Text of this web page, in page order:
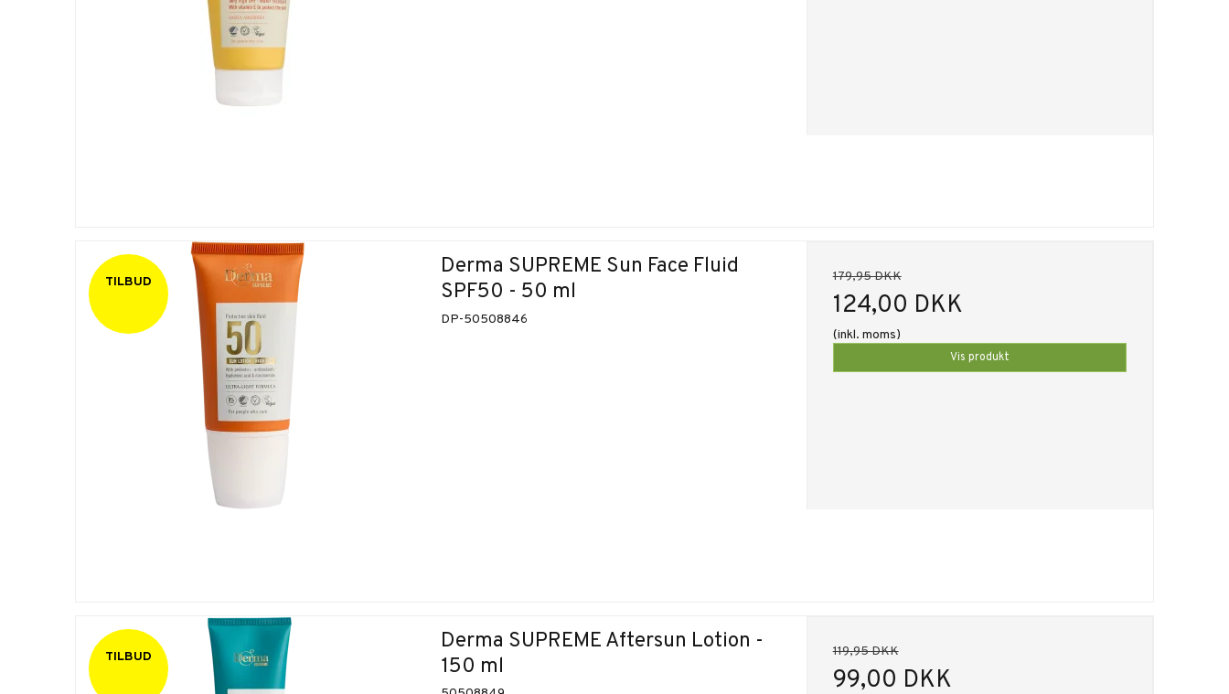
TILBUD
Derma SUPREME Sun Face Fluid
SPF50 - 50 ml
DP-50508846
179,95 DKK
124,00 DKK
(inkl. moms)
Vis produkt
TILBUD
Derma SUPREME Aftersun Lotion -
150 ml
119,95 DKK
99,00 DKK